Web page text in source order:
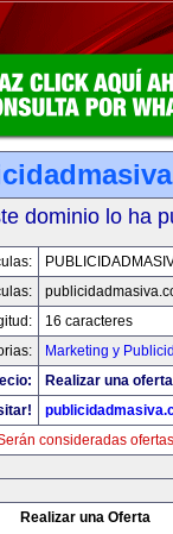
dominio lo ha
16 caracteres
Marketing y
Realizar una
consideradas ofertas
Realizar una Oferta